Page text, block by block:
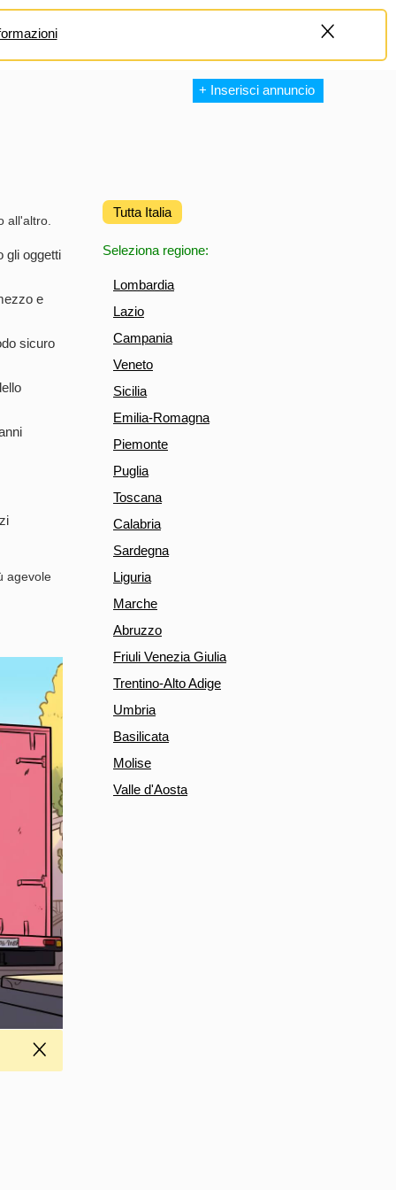
+
+ Inserisci annuncio
Tutta Italia
Seleziona regione:
Lombardia
Lazio
Campania
Veneto
Sicilia
Emilia-Romagna
Piemonte
Puglia
Toscana
Calabria
Sardegna
Liguria
Marche
Abruzzo
Friuli Venezia Giulia
Trentino-Alto Adige
Umbria
Basilicata
Molise
Valle d'Aosta
all'altro.
gli oggetti
e
sicuro
agevole